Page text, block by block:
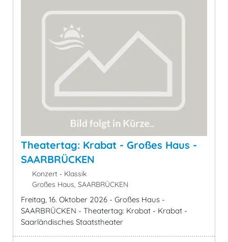
Theatertag: Krabat - Großes Haus -
SAARBRÜCKEN
Konzert - Klassik
Großes Haus, SAARBRÜCKEN
Freitag, 16. Oktober 2026 - Großes Haus -
SAARBRÜCKEN - Theatertag: Krabat - Krabat -
Saarländisches Staatstheater